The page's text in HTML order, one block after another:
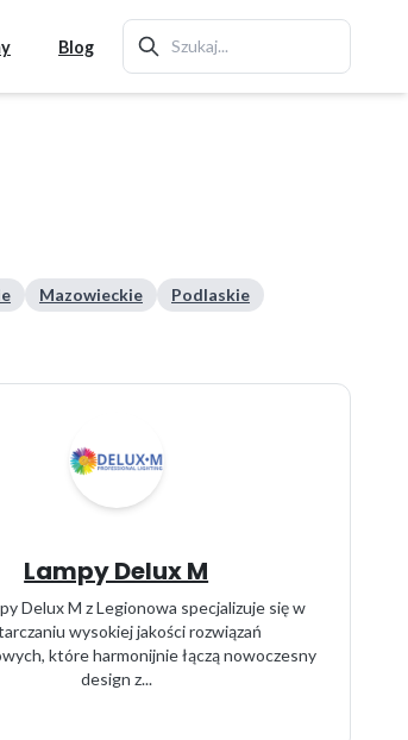
Blog
Mazowieckie
Podlaskie
Lampy Delux M
Delux M z Legionowa specjalizuje się w
wysokiej jakości rozwiązań
które harmonijnie łączą nowoczesny
design z...